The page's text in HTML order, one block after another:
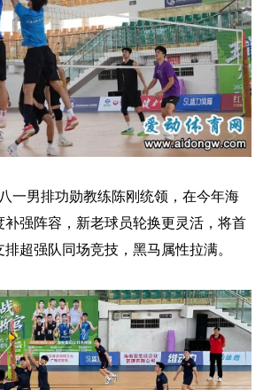
八一男排功勋教练陈刚统领，在今年海
补强阵容，新老球员轮换更灵活，将首
超强队同场竞技，黑马属性拉满。